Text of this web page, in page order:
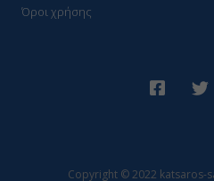
Όροι χρήσης
Copyright © 2022 katsaros-